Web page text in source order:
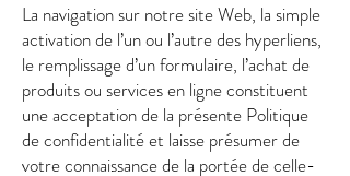
La navigation sur notre site Web, la simple
activation de l’un ou l’autre des hyperliens,
le remplissage d’un formulaire, l’achat de
produits ou services en ligne constituent
une acceptation de la présente Politique
de confidentialité et laisse présumer de
votre connaissance de la portée de celle-